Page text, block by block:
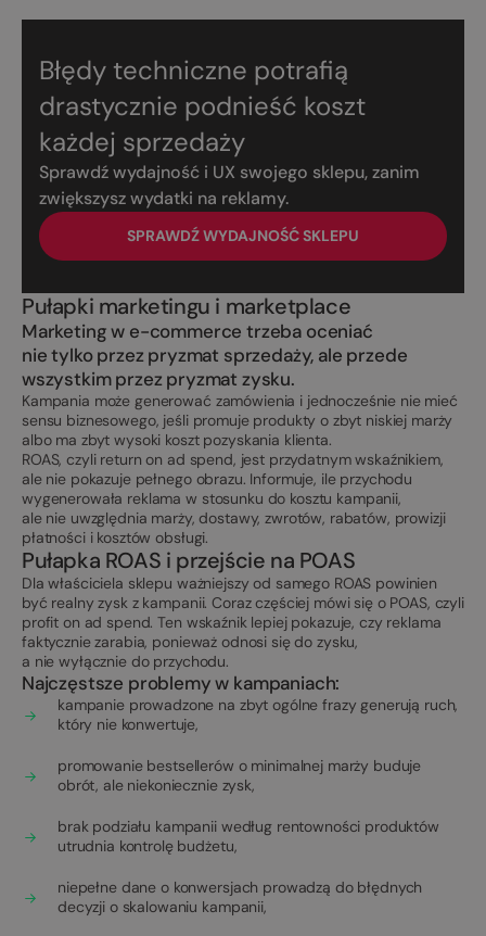
Błędy techniczne potrafią
drastycznie podnieść koszt
każdej sprzedaży
Sprawdź wydajność i UX swojego sklepu, zanim
zwiększysz wydatki na reklamy.
SPRAWDŹ WYDAJNOŚĆ SKLEPU
Pułapki marketingu i marketplace
Marketing w e-commerce trzeba oceniać
nie tylko przez pryzmat sprzedaży, ale przede
wszystkim przez pryzmat zysku.
Kampania może generować zamówienia i jednocześnie nie mieć
sensu biznesowego, jeśli promuje produkty o zbyt niskiej marży
albo ma zbyt wysoki koszt pozyskania klienta.
ROAS, czyli return on ad spend, jest przydatnym wskaźnikiem,
ale nie pokazuje pełnego obrazu. Informuje, ile przychodu
wygenerowała reklama w stosunku do kosztu kampanii,
ale nie uwzględnia marży, dostawy, zwrotów, rabatów, prowizji
płatności i kosztów obsługi.
Pułapka ROAS i przejście na POAS
Dla właściciela sklepu ważniejszy od samego ROAS powinien
być realny zysk z kampanii. Coraz częściej mówi się o POAS, czyli
profit on ad spend. Ten wskaźnik lepiej pokazuje, czy reklama
faktycznie zarabia, ponieważ odnosi się do zysku,
a nie wyłącznie do przychodu.
Najczęstsze problemy w kampaniach:
kampanie prowadzone na zbyt ogólne frazy generują ruch,
który nie konwertuje,
promowanie bestsellerów o minimalnej marży buduje
obrót, ale niekoniecznie zysk,
brak podziału kampanii według rentowności produktów
utrudnia kontrolę budżetu,
niepełne dane o konwersjach prowadzą do błędnych
decyzji o skalowaniu kampanii,